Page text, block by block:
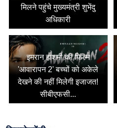
मिलने पहुंचे मुख्यमंत्री शुभेंदु
अधिकारी
इमरान हाशमी की फिल्म
'आवारापन 2' बच्चों को अकेले
देखने की नहीं मिलेगी इजाजत!
सीबीएफसी...